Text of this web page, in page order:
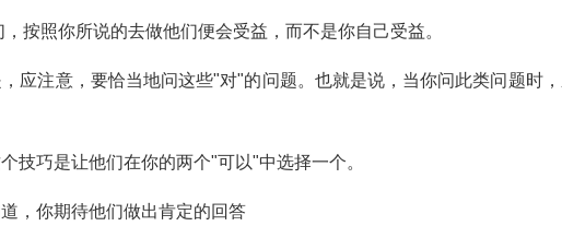
按照你所说的去做他们便会受益，而不是你自己受益。
应注意，要恰当地问这些"对"的问题。也就是说，当你问此类问题时
技巧是让他们在你的两个"可以"中选择一个。
，你期待他们做出肯定的回答